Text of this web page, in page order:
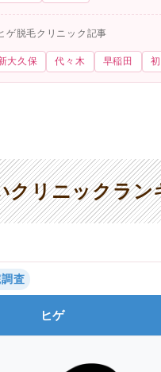
ゲ脱毛クリニック記事
大久保 代々木 早稲田
クリニックラン
査
ヒゲ